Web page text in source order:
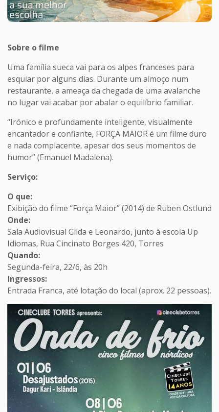
Sobre o filme
Uma família sueca vai para os alpes franceses para
esquiar por alguns dias. Durante um almoço num
restaurante, a ameaça da chegada de uma avalanche
no lugar vai acabar por abalar o equilíbrio familiar.
“Irónico e profundamente inteligente, visualmente
encantador e confiante, FORÇA MAIOR é um filme duro
e nada complacente, apesar dos seus momentos de
humor” (Emanuel Madalena).
Serviço:
O que:
Exibição do filme “Força Maior” (2014) de Ruben Östlund
Onde:
Sala Audiovisual Gilda e Leonardo, junto à escola Up
Idiomas, Rua Cincinato Borges 420, Torres
Quando:
Segunda-feira, 22/6, às 20h
Ingressos:
Entrada Franca, até lotação do local (aprox. 22 pessoas).